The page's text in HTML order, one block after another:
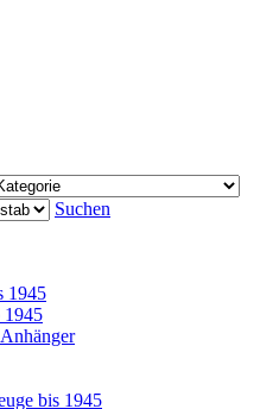
Suchen
1945
1945
bis 1945